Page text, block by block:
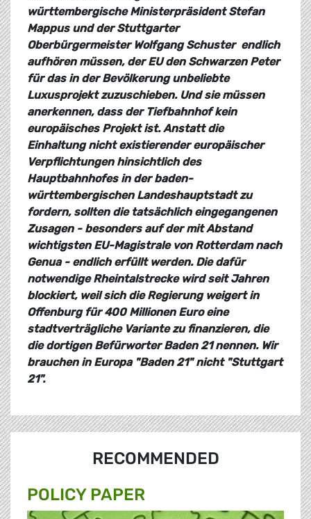
württembergische Ministerpräsident Stefan
Mappus und der Stuttgarter
Oberbürgermeister Wolfgang Schuster  endlich
aufhören müssen, der EU den Schwarzen Peter
für das in der Bevölkerung unbeliebte
Luxusprojekt zuzuschieben. Und sie müssen
anerkennen, dass der Tiefbahnhof kein
europäisches Projekt ist. Anstatt die
Einhaltung nicht existierender europäischer
Verpflichtungen hinsichtlich des
Hauptbahnhofes in der baden-
württembergischen Landeshauptstadt zu
fordern, sollten die tatsächlich eingegangenen
Zusagen - besonders auf der mit Abstand
wichtigsten EU-Magistrale von Rotterdam nach
Genua - endlich erfüllt werden. Die dafür
notwendige Rheintalstrecke wird seit Jahren
blockiert, weil sich die Regierung weigert in
Offenburg für 400 Millionen Euro eine
stadtverträgliche Variante zu finanzieren, die
die dortigen Befürworter Baden 21 nennen. Wir
brauchen in Europa "Baden 21" nicht "Stuttgart
21".
RECOMMENDED
POLICY PAPER